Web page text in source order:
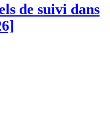
de suivi dans